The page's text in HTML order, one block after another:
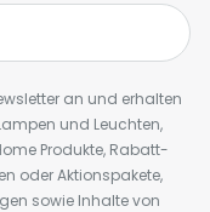
an und erhalten
und Leuchten,
Produkte, Rabatt-
oder Aktionspakete,
sowie Inhalte von